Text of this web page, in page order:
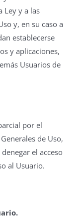
Ley y a las
y, en su caso a
establecerse
y aplicaciones,
Usuarios de
por el
de Uso,
el acceso
al Usuario.